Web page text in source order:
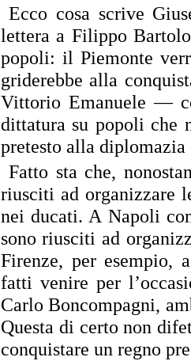
Ecco cosa scrive
lettera a Filippo
popoli: il Piemonte
griderebbe alla
Vittorio Emanuele —
dittatura su popoli che
pretesto alla diplomazia
Fatto sta che,
riusciti ad organizzare
nei ducati. A Napoli
sono riusciti ad
Firenze, per esempio,
fatti venire per
Carlo Boncompagni,
Questa di certo non
conquistare un regno